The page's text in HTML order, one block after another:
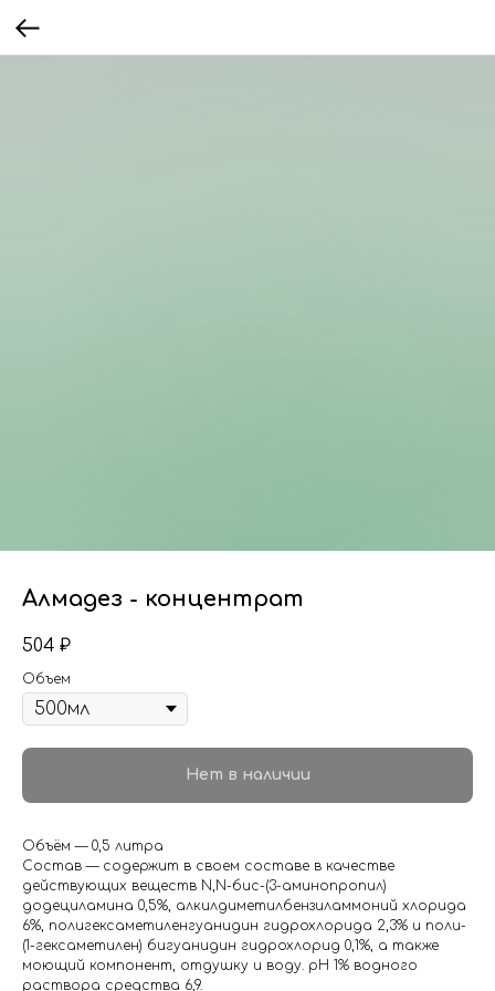
Алмадез - концентрат
504 ₽
Объем
Нет в наличии
Объём — 0,5 литра
Состав — содержит в своем составе в качестве
действующих веществ N,N-бис-(3-аминопропил)
додециламина 0,5%, алкилдиметилбензиламмоний хлорида
6%, полигексаметиленгуанидин гидрохлорида 2,3% и поли-
(1-гексаметилен) бигуанидин гидрохлорид 0,1%, а также
моющий компонент, отдушку и воду. рН 1% водного
раствора средства 6,9.